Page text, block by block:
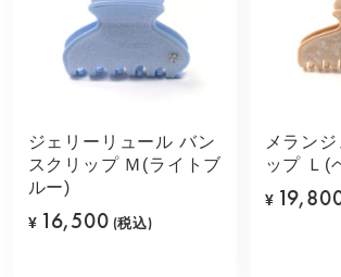
ジェリーリュール バン
スクリップ Ｍ(ライトブ
ルー)
¥ 16,500 (税込)
メラン
ップ Ｌ(
¥